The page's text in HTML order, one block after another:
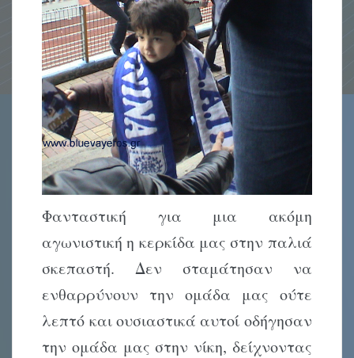
Φανταστική για μια ακόμη
αγωνιστική η κερκίδα μας στην παλιά
σκεπαστή. Δεν σταμάτησαν να
ενθαρρύνουν την ομάδα μας ούτε
λεπτό και ουσιαστικά αυτοί οδήγησαν
την ομάδα μας στην νίκη, δείχνοντας